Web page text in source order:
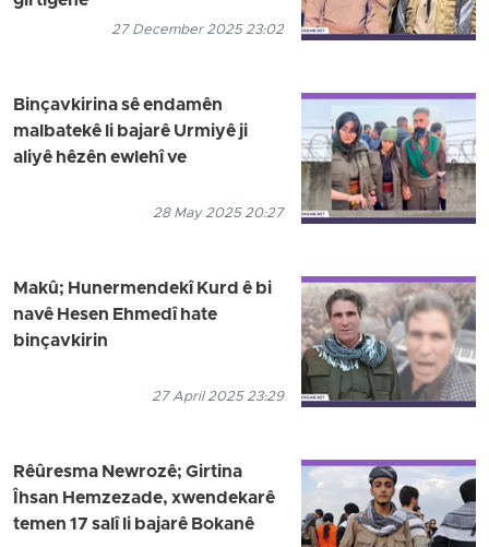
27 December 2025 23:02
Binçavkirina sê endamên
malbatekê li bajarê Urmiyê ji
aliyê hêzên ewlehî ve
28 May 2025 20:27
Makû; Hunermendekî Kurd ê bi
navê Hesen Ehmedî hate
binçavkirin
27 April 2025 23:29
Rêûresma Newrozê; Girtina
Îhsan Hemzezade, xwendekarê
temen 17 salî li bajarê Bokanê